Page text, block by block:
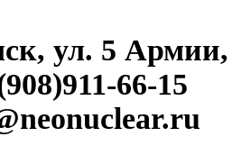
ул. 5 Армии,
66-15